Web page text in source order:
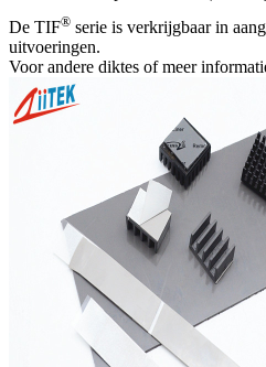
De TIF® serie is verkrijgbaar in
uitvoeringen.
Voor andere diktes of meer